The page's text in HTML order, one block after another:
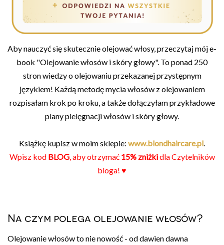
Aby nauczyć się skutecznie olejować włosy, przeczytaj mój e-
book "Olejowanie włosów i skóry głowy". To ponad 250
stron wiedzy o olejowaniu przekazanej przystępnym
językiem! Każdą metodę mycia włosów z olejowaniem
rozpisałam krok po kroku, a także dołączyłam przykładowe
plany pielęgnacji włosów i skóry głowy.
Książkę kupisz w moim sklepie: www.blondhaircare.pl.
Wpisz kod BLOG, aby otrzymać 15% zniżkidla Czytelników
bloga! ♥
Na czym polega olejowanie włosów?
Olejowanie włosów to nie nowość - od dawien dawna